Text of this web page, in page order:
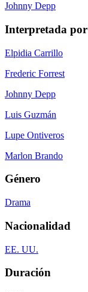
Johnny Depp
Interpretada por
Elpidia Carrillo
Frederic Forrest
Johnny Depp
Luis Guzmán
Lupe Ontiveros
Marlon Brando
Género
Drama
Nacionalidad
EE. UU.
Duración